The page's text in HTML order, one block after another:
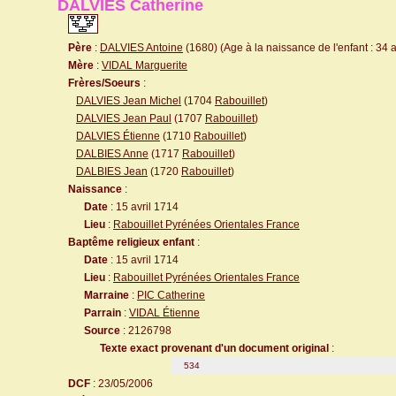
DALVIES Catherine
Père : DALVIES Antoine (1680) (Age à la naissance de l'enfant : 34
Mère : VIDAL Marguerite
Frères/Soeurs :
DALVIES Jean Michel (1704 Rabouillet)
DALVIES Jean Paul (1707 Rabouillet)
DALVIES Étienne (1710 Rabouillet)
DALBIES Anne (1717 Rabouillet)
DALBIES Jean (1720 Rabouillet)
Naissance :
Date : 15 avril 1714
Lieu : Rabouillet Pyrénées Orientales France
Baptême religieux enfant :
Date : 15 avril 1714
Lieu : Rabouillet Pyrénées Orientales France
Marraine : PIC Catherine
Parrain : VIDAL Étienne
Source : 2126798
Texte exact provenant d'un document original :
534
DCF : 23/05/2006